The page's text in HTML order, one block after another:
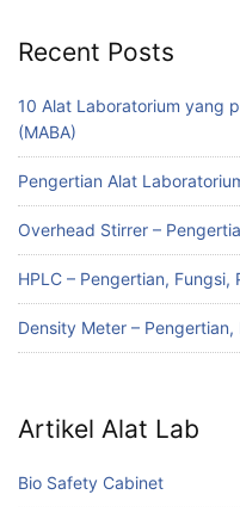
Recent Posts
10 Alat Laboratorium yang
(MABA)
Pengertian Alat
Overhead Stirrer –
HPLC – Pengertian,
Density Meter –
Artikel Alat Lab
Bio Safety Cabinet